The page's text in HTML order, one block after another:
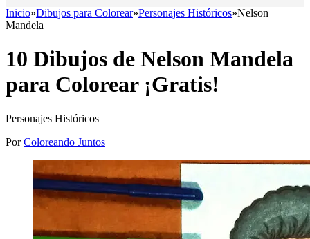
Inicio»Dibujos para Colorear»Personajes Históricos»Nelson
Mandela
10 Dibujos de Nelson Mandela
para Colorear ¡Gratis!
Personajes Históricos
PorColoreando Juntos